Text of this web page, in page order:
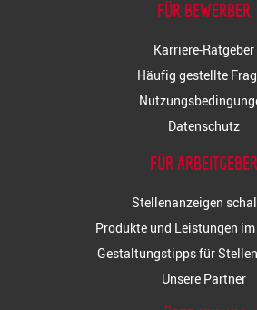
FÜR BEWERBER
Karriere-Ratgeber
Häufig gestellte
Datenschutz
FÜR ARBEITGEBER
Stellenanzeigen
Produkte und Leistungen
Gestaltungstipps für
Unsere Partner